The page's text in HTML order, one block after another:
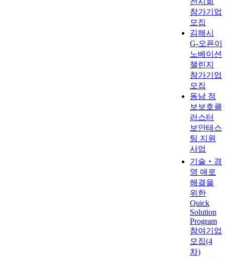
참가기업
모집
김해시
G-오픈이
노베이션
챌린지
참가기업
모집
동남 정
보보호클
러스터
보안테스
팅 지원
사업
기술‧경
영 애로
해결을
위한
Quick
Solution
Program
참여기업
모집(4
차)